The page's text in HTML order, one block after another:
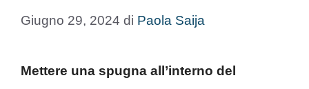
Giugno 29, 2024 di Paola Saija
Mettere una spugna all’interno del